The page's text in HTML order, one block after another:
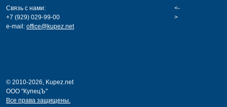
Связь с нами:
+7 (929) 029-99-00
e-mail: office@kupez.net
<-
>
© 2010-2026, Kupez.net
ООО "КупецЪ"
Все права защищены.